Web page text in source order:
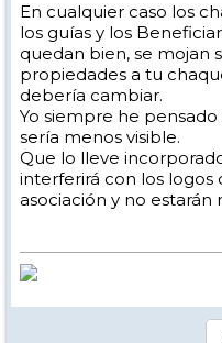
En cualquier caso los
los guías y los
quedan bien, se mojan
propiedades a tu
debería cambiar.
Yo siempre he
sería menos visible.
Que lo lleve
interferirá con los logos
asociación y no estarán